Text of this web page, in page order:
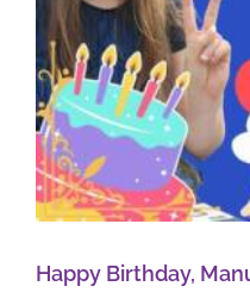
Happy Birthday,